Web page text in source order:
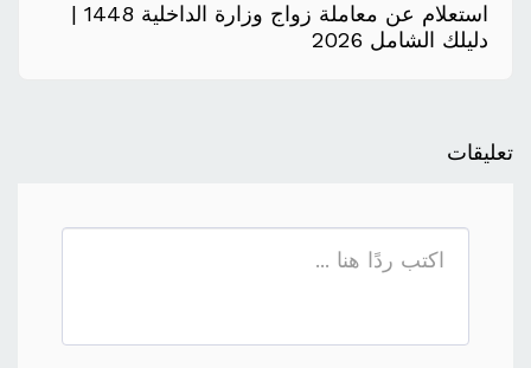
استعلام عن معاملة زواج وزارة الداخلية 1448 |
دليلك الشامل 2026
تعليقات